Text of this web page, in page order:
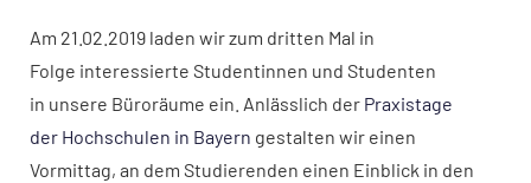
Am 21.02.2019 laden wir zum dritten Mal in
Folge interessierte Studentinnen und Studenten
in unsere Büroräume ein. Anlässlich der Praxistage
der Hochschulen in Bayern gestalten wir einen
Vormittag, an dem Studierenden einen Einblick in den